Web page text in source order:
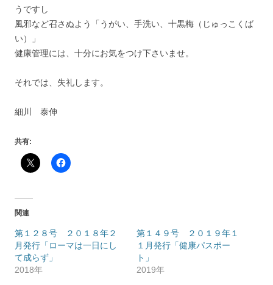
うですし
風邪など召さぬよう「うがい、手洗い、十黒梅（じゅっこくば
い）」
健康管理には、十分にお気をつけ下さいませ。
それでは、失礼します。
細川 泰伸
共有:
関連
第１２８号 ２０１８年２
月発行「ローマは一日にし
て成らず」
2018年
第１４９号 ２０１９年１
１月発行「健康パスポー
ト」
2019年